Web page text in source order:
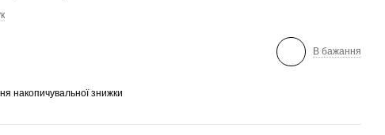
В бажання
накопичувальної знижки